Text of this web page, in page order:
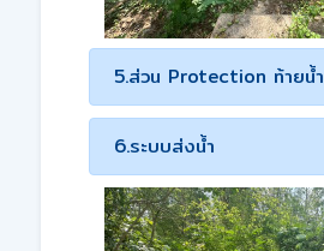
5.ส่วน Protection ท้ายน้ำ
6.ระบบส่งน้ำ